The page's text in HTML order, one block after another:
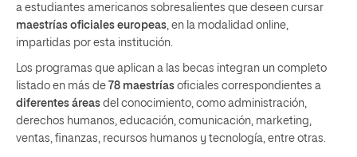
a estudiantes americanos sobresalientes que deseen cursar
maestrías oficiales europeas , en la modalidad online,
impartidas por esta institución.
Los programas que aplican a las becas integran un completo
listado en más de 78 maestrías oficiales correspondientes a
diferentes áreas del conocimiento, como administración,
derechos humanos, educación, comunicación, marketing,
ventas, finanzas, recursos humanos y tecnología, entre otras.